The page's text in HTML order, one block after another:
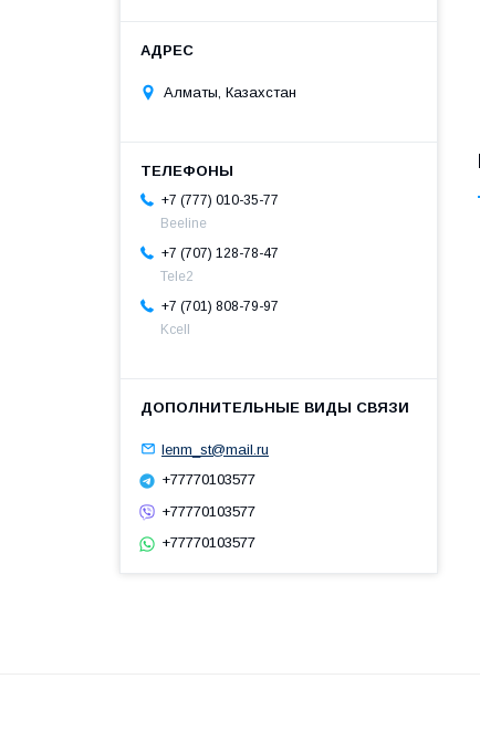
Алматы, Казахстан
+7 (777) 010-35-77
Beeline
+7 (707) 128-78-47
Теle2
+7 (701) 808-79-97
Kcell
lenm_st@mail.ru
+77770103577
+77770103577
+77770103577